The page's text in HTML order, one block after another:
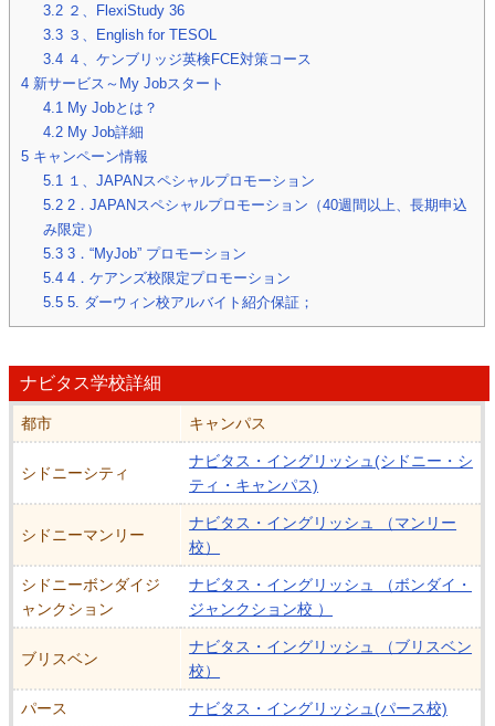
3.2 ２、FlexiStudy 36
3.3 ３、English for TESOL
3.4 ４、ケンブリッジ英検FCE対策コース
4 新サービス～My Jobスタート
4.1 My Jobとは？
4.2 My Job詳細
5 キャンペーン情報
5.1 １、JAPANスペシャルプロモーション
5.2 2．JAPANスペシャルプロモーション（40週間以上、長期申込
み限定）
5.3 3．“MyJob” プロモーション
5.4 4．ケアンズ校限定プロモーション
5.5 5. ダーウィン校アルバイト紹介保証；
ナビタス学校詳細
都市 キャンパス
シドニーシティ
ナビタス・イングリッシュ(シドニー・シ
ティ・キャンパス)
シドニーマンリー
ナビタス・イングリッシュ （マンリー
校）
シドニーボンダイジ
ャンクション
ナビタス・イングリッシュ （ボンダイ・
ジャンクション校 ）
ブリスベン
ナビタス・イングリッシュ （ブリスベン
校）
パース ナビタス・イングリッシュ(パース校)